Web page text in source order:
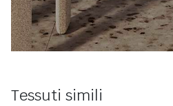
Tessuti simili